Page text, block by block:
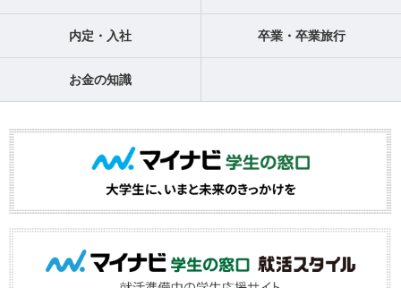
内定・入社 卒業・卒業旅行
お金の知識